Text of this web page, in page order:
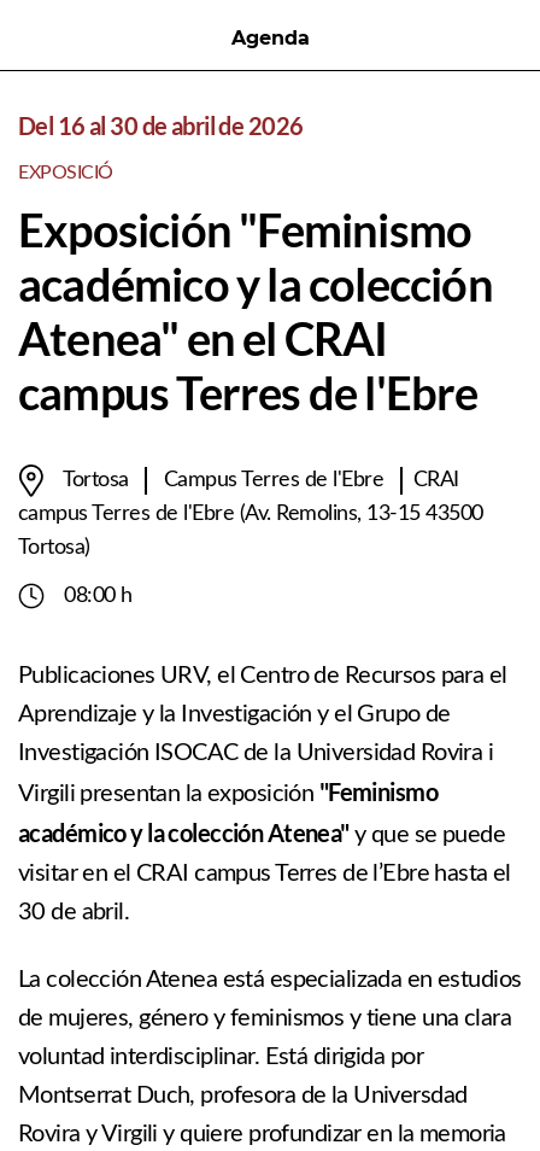
Agenda
Del 16 al 30 de abril de 2026
EXPOSICIÓ
Exposición "Feminismo
académico y la colección
Atenea" en el CRAI
campus Terres de l'Ebre
Tortosa Campus Terres de l'Ebre
CRAI
campus Terres de l'Ebre (Av. Remolins, 13-15 43500
Tortosa)
08:00 h
Publicaciones URV, el Centro de Recursos para el
Aprendizaje y la Investigación y el Grupo de
Investigación ISOCAC de la Universidad Rovira i
Virgili presentan la exposición "Feminismo
académico y la colección Atenea"y que se puede
visitar en el CRAI campus Terres de l’Ebre hasta el
30 de abril.
La colección Atenea está especializada en estudios
de mujeres, género y feminismos y tiene una clara
voluntad interdisciplinar. Está dirigida por
Montserrat Duch, profesora de la Universdad
Rovira y Virgili y quiere profundizar en la memoria